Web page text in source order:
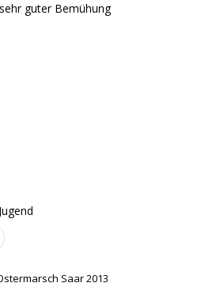
guter Bemühung
Saar 2013